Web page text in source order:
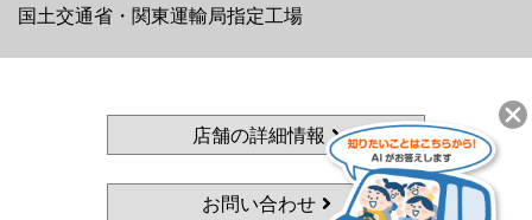
国土交通省・関東運輸局指定工場
店舗の詳細情報
お問い合わせ